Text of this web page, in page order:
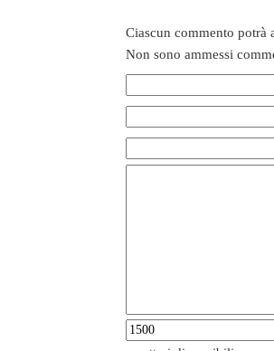
Ciascun commento potrà
Non sono ammessi